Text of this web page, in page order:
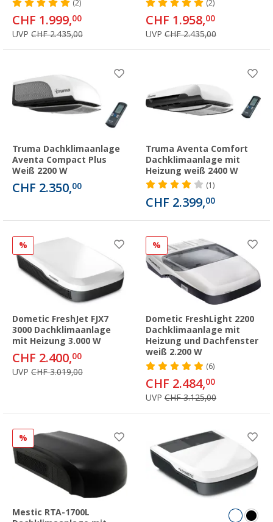
(2)
CHF 1.999,00
UVP CHF 2.435,00
(2)
CHF 1.958,00
UVP CHF 2.435,00
Truma Dachklimaanlage
Aventa Compact Plus
Weiß 2200 W
CHF 2.350,00
Truma Aventa Comfort
Dachklimaanlage mit
Heizung weiß 2400 W
(1)
CHF 2.399,00
%
Dometic FreshJet FJX7
3000 Dachklimaanlage
mit Heizung 3.000 W
CHF 2.400,00
UVP CHF 3.019,00
%
Dometic FreshLight 2200
Dachklimaanlage mit
Heizung und Dachfenster
weiß 2.200 W
(6)
CHF 2.484,00
UVP CHF 3.125,00
%
Mestic RTA-1700L